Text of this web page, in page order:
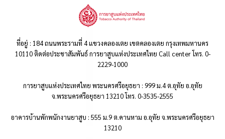
ที่อยู่ : 184 ถนนพระรามที่ 4 แขวงคลองเตย เขตคลองเตย กรุงเทพมหานคร
10110 ติดต่อประชาสัมพันธ์ การยาสูบแห่งประเทศไทย Call center โทร. 0-
2229-1000
การยาสูบแห่งประเทศไทย พระนครศรีอยุธยา : 999 ม.4 ต.อุทัย อ.อุทัย
จ.พระนครศรีอยุธยา 13210 โทร. 0-3535-2555
อาคารบ้านพักพนักงานยาสูบ : 555 ม.9 ต.คานหาม อ.อุทัย จ.พระนครศรีอยุธยา
13210